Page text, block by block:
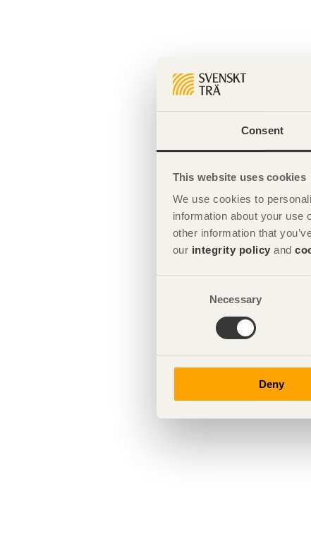
Consent
This website uses cookies
We use cookies to
information about your use
other information that
our integrity policy and
Necessary
Deny